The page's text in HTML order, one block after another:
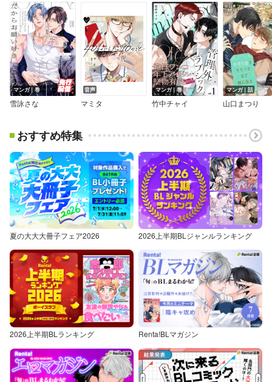
マンガ｜巻
雪詠さな
音声
マミタ
マンガ｜巻
竹中チャイ
マンガ｜話
山口まつり
おすすめ特集
夏の大大大冊子フェア2026 2026上半期BLジャンルランキング
2026上半期BLランキング Renta!BLマガジン